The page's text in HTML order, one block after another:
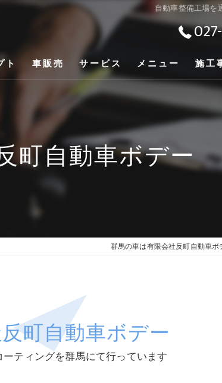
自動車整備工場を
ト 車販売 サービス メニュー 施工
町自動車ボデー
群馬の車は有限会社反町自動車ボ
ティングを群馬にて行っています
町自動車ボデー